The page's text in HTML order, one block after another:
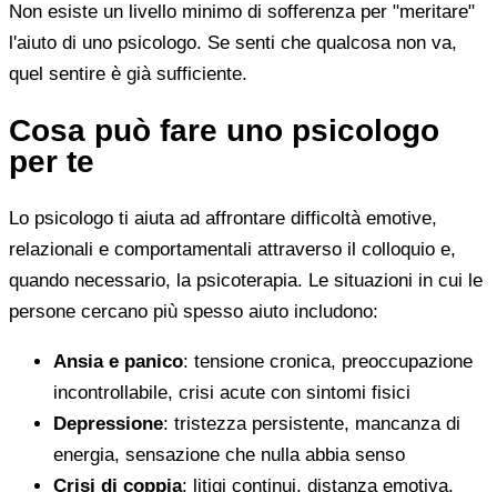
Non esiste un livello minimo di sofferenza per "meritare"
l'aiuto di uno psicologo. Se senti che qualcosa non va,
quel sentire è già sufficiente.
Cosa può fare uno psicologo
per te
Lo psicologo ti aiuta ad affrontare difficoltà emotive,
relazionali e comportamentali attraverso il colloquio e,
quando necessario, la psicoterapia. Le situazioni in cui le
persone cercano più spesso aiuto includono:
Ansia e panico: tensione cronica, preoccupazione
incontrollabile, crisi acute con sintomi fisici
Depressione: tristezza persistente, mancanza di
energia, sensazione che nulla abbia senso
Crisi di coppia: litigi continui, distanza emotiva,